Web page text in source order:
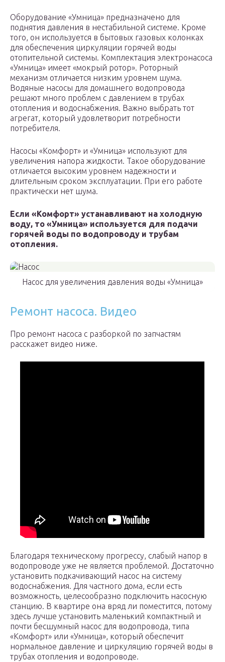
Оборудование «Умница» предназначено для
поднятия давления в нестабильной системе. Кроме
того, он используется в бытовых газовых колонках
для обеспечения циркуляции горячей воды
отопительной системы. Комплектация электронасоса
«Умница» имеет «мокрый ротор». Роторный
механизм отличается низким уровнем шума.
Водяные насосы для домашнего водопровода
решают много проблем с давлением в трубах
отопления и водоснабжения. Важно выбрать тот
агрегат, который удовлетворит потребности
потребителя.
Насосы «Комфорт» и «Умница» используют для
увеличения напора жидкости. Такое оборудование
отличается высоким уровнем надежности и
длительным сроком эксплуатации. При его работе
практически нет шума.
Если «Комфорт» устанавливают на холодную
воду, то «Умница» используется для подачи
горячей воды по водопроводу и трубам
отопления.
Насос для увеличения давления воды «Умница»
Ремонт насоса. Видео
Про ремонт насоса с разборкой по запчастям
расскажет видео ниже.
Благодаря техническому прогрессу, слабый напор в
водопроводе уже не является проблемой. Достаточно
установить подкачивающий насос на систему
водоснабжения. Для частного дома, если есть
возможность, целесообразно подключить насосную
станцию. В квартире она вряд ли поместится, потому
здесь лучше установить маленький компактный и
почти бесшумный насос для водопровода, типа
«Комфорт» или «Умница», который обеспечит
нормальное давление и циркуляцию горячей воды в
трубах отопления и водопроводе.